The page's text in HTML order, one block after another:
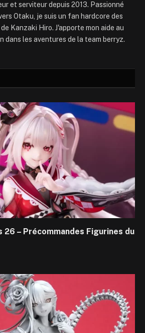
et serviteur depuis 2013. Passionné
Otaku, je suis un fan hardcore des
Kanzaki Hiro. J'apporte mon aide au
dans les aventures de la team berryz.
26 – Précommandes Figurines du